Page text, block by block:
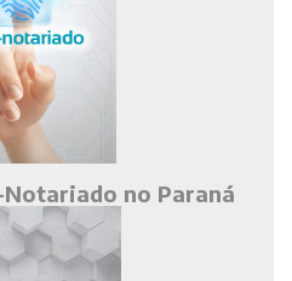
no Paraná